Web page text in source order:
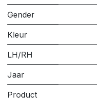
Gender
Kleur
LH/RH
Jaar
Product